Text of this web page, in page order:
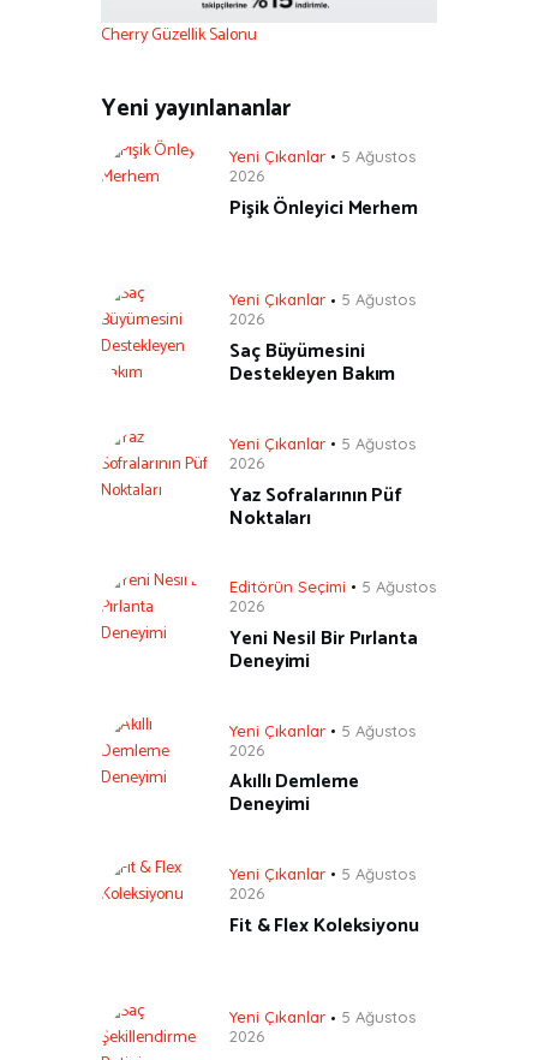
Cherry Güzellik Salonu
Yeni yayınlananlar
Yeni Çıkanlar
5 Ağustos
2026
Pişik Önleyici Merhem
Yeni Çıkanlar
5 Ağustos
2026
Saç Büyümesini
Destekleyen Bakım
Yeni Çıkanlar
5 Ağustos
2026
Yaz Sofralarının Püf
Noktaları
Editörün Seçimi
5 Ağustos
2026
Yeni Nesil Bir Pırlanta
Deneyimi
Yeni Çıkanlar
5 Ağustos
2026
Akıllı Demleme
Deneyimi
Yeni Çıkanlar
5 Ağustos
2026
Fit & Flex Koleksiyonu
Yeni Çıkanlar
5 Ağustos
2026